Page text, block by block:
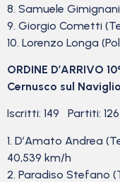
8. Samuele Gimignani
9. Giorgio Cometti
10. Lorenzo Longa
ORDINE D’ARRIVO
Cernusco sul
Iscritti: 149 Partiti:
1. D’Amato Andrea
40,539 km/h
2. Paradiso Stefano